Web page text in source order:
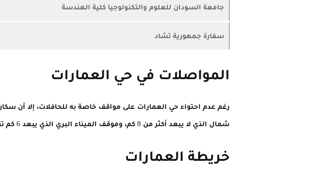
جامعة السودان للعلوم والتكنولوجيا كلية الهندسة
سفارة جمهورية تشاد
المواصلات في حي العمارات
رغم عدم احتواء حي العمارات على مواقف خاصة به للحافلات، إلا أن
شمال الذي لا يبعد أكثر من 8 كم، وموقف الميناء البري الذي يبعد 6 كم تقريباً، وموقف السوق الشعبي أمدرمان وسوق ليبيا الذي يبعد حوالي 7 كم تقريباً.
خريطة العمارات